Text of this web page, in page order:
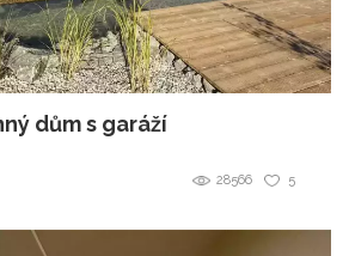
dům s garáží
5
28566